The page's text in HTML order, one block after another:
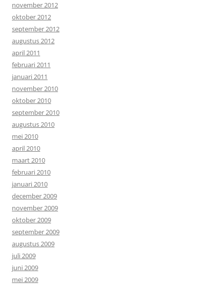
november 2012
oktober 2012
september 2012
augustus 2012
april 2011
februari 2011
januari 2011
november 2010
oktober 2010
september 2010
augustus 2010
mei 2010
april 2010
maart 2010
februari 2010
januari 2010
december 2009
november 2009
oktober 2009
september 2009
augustus 2009
juli 2009
juni 2009
mei 2009